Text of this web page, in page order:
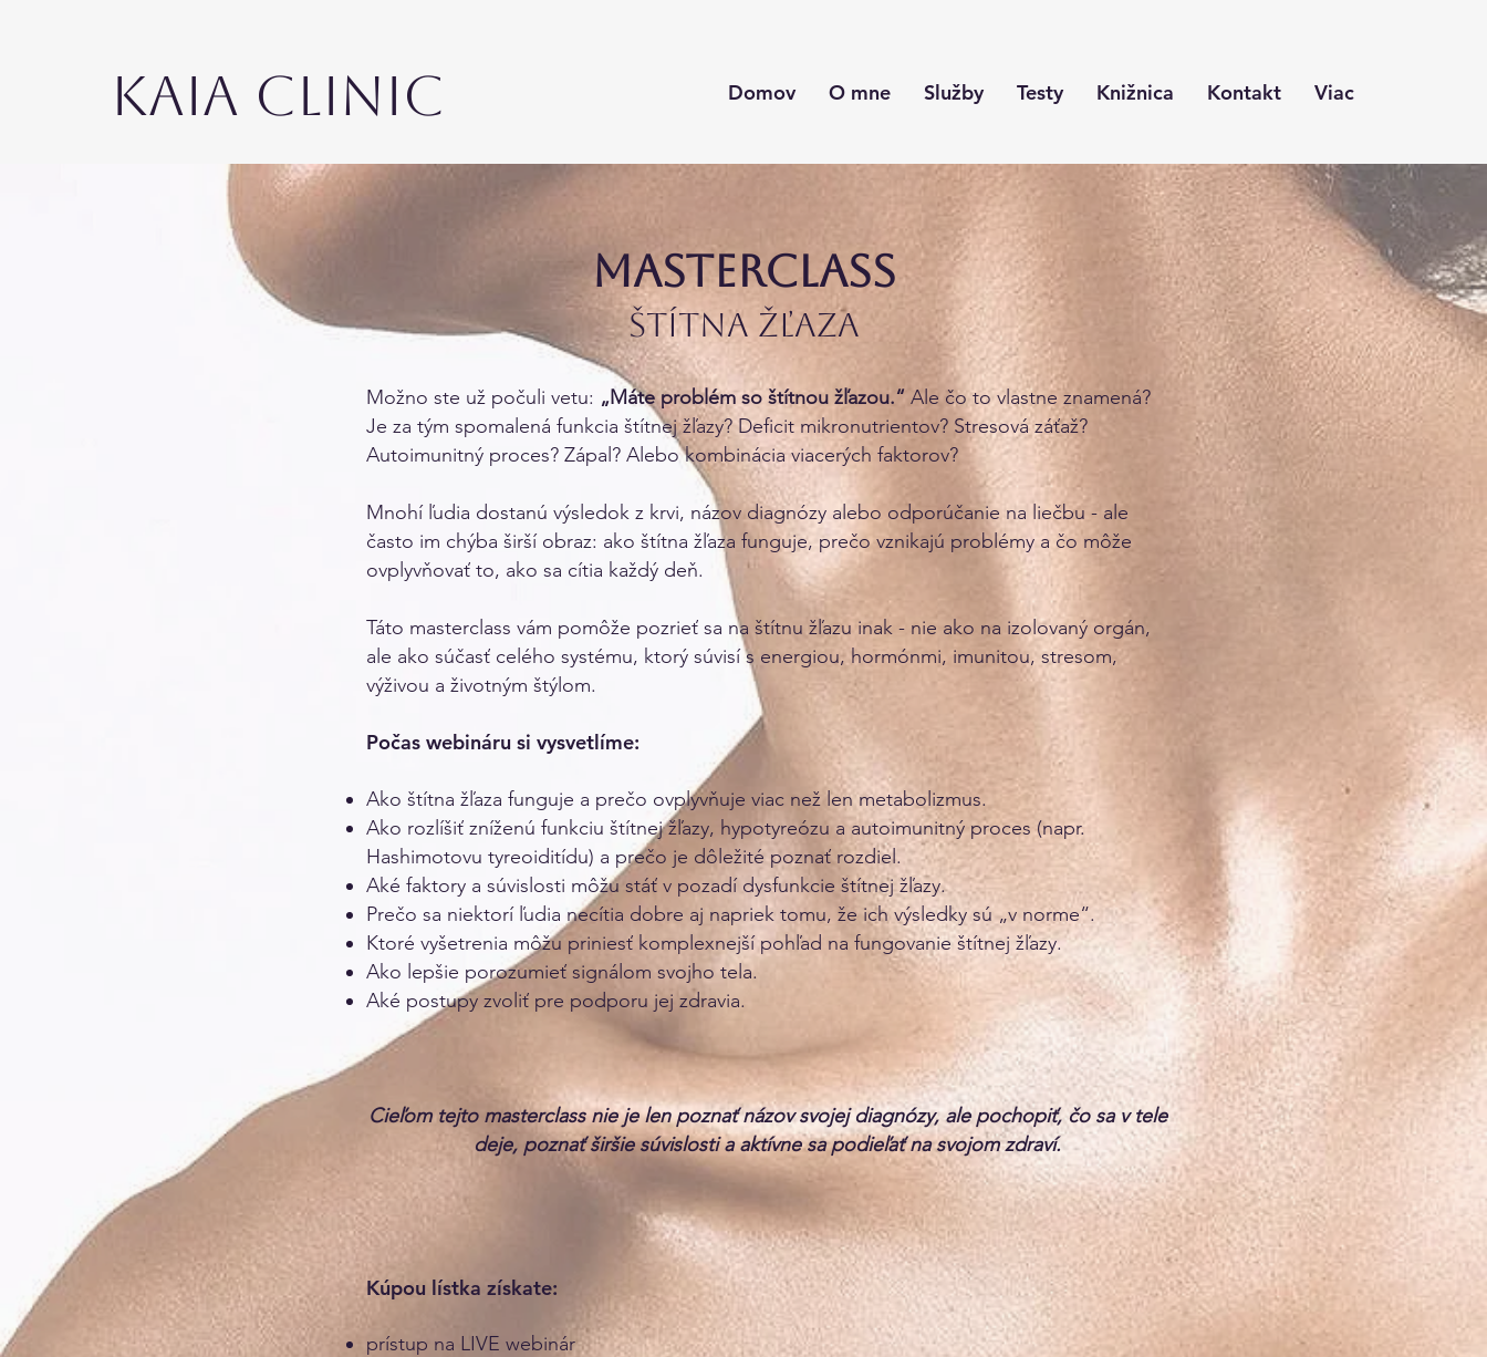
KAIA CLINIC Domov O mne Služby Testy Knižnica Kontakt Viac
Masterclass
​Štítna ŽĽAZA
Možno ste už počuli vetu: „Máte problém so štítnou žľazou.“ Ale čo to vlastne znamená?
Je za tým spomalená funkcia štítnej žľazy? Deficit mikronutrientov? Stresová záťaž?
Autoimunitný proces? Zápal? Alebo kombinácia viacerých faktorov?
Mnohí ľudia dostanú výsledok z krvi, názov diagnózy alebo odporúčanie na liečbu - ale
často im chýba širší obraz: ako štítna žľaza funguje, prečo vznikajú problémy a čo môže
ovplyvňovať to, ako sa cítia každý deň.
Táto masterclass vám pomôže pozrieť sa na štítnu žľazu inak - nie ako na izolovaný orgán,
ale ako súčasť celého systému, ktorý súvisí s energiou, hormónmi, imunitou, stresom,
výživou a životným štýlom.
Počas webináru si vysvetlíme:
Ako štítna žľaza funguje a prečo ovplyvňuje viac než len metabolizmus.
Ako rozlíšiť zníženú funkciu štítnej žľazy, hypotyreózu a autoimunitný proces (napr.
Hashimotovu tyreoiditídu) a prečo je dôležité poznať rozdiel.
Aké faktory a súvislosti môžu stáť v pozadí dysfunkcie štítnej žľazy.
Prečo sa niektorí ľudia necítia dobre aj napriek tomu, že ich výsledky sú „v norme“.
Ktoré vyšetrenia môžu priniesť komplexnejší pohľad na fungovanie štítnej žľazy.
Ako lepšie porozumieť signálom svojho tela.
Aké postupy zvoliť pre podporu jej zdravia.
Cieľom tejto masterclass nie je len poznať názov svojej diagnózy, ale pochopiť, čo sa v tele
deje, poznať širšie súvislosti a aktívne sa podieľať na svojom zdraví.
Kúpou lístka získate:
prístup na LIVE webinár